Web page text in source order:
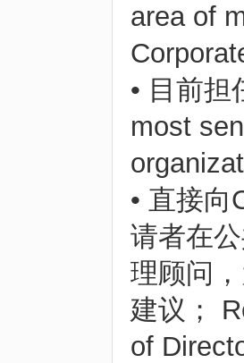
area of
• 目前
most
• 直接
请者在
理顾问
建议；
of